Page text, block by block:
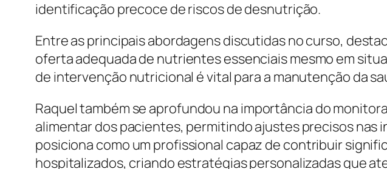
identificação precoce de riscos de desnutrição.
Entre as principais abordagens discutidas no curso,
oferta adequada de nutrientes essenciais mesmo em
de intervenção nutricional é vital para a manutenção da
Raquel também se aprofundou na importância do
alimentar dos pacientes, permitindo ajustes precisos
posiciona como um profissional capaz de contribuir
hospitalizados, criando estratégias personalizadas que